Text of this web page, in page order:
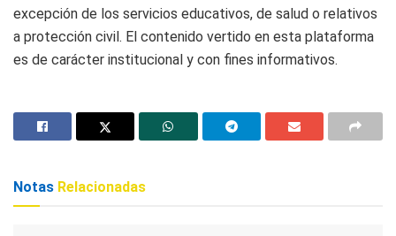
excepción de los servicios educativos, de salud o relativos
a protección civil. El contenido vertido en esta plataforma
es de carácter institucional y con fines informativos.
Notas Relacionadas